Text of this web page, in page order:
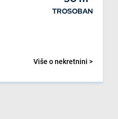
TROSOBAN
Više o nekretnini >